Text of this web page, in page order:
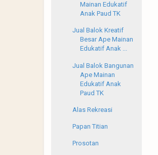
Mainan Edukatif
Anak Paud TK
Jual Balok Kreatif
Besar Ape Mainan
Edukatif Anak ...
Jual Balok Bangunan
Ape Mainan
Edukatif Anak
Paud TK
Alas Rekreasi
Papan Titian
Prosotan